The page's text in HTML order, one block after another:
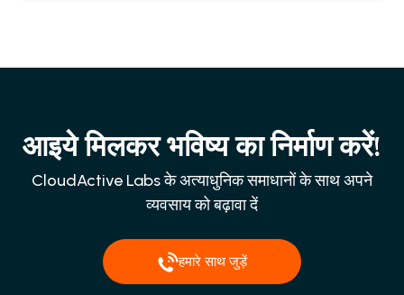
आइये मिलकर भविष्य का निर्माण करें!
CloudActive Labs के अत्याधुनिक समाधानों के साथ अपने
व्यवसाय को बढ़ावा दें
हमारे साथ जुड़ें